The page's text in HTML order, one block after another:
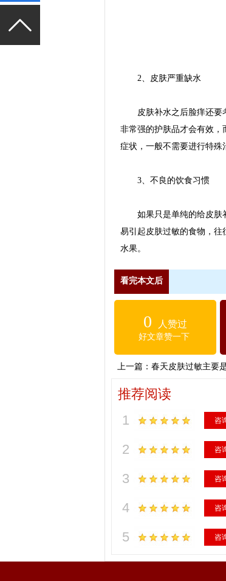
2、皮肤严重缺水
皮肤补水之后脸痒还要考
非常强的护肤品才会有效，
症状，一般不需要进行特殊
3、不良的饮食习惯
如果只是单纯的给皮肤补
易引起皮肤过敏的食物，往
水果。
看完本文后
0 人赞过
好文章赞一下
上一篇： 春天皮肤过敏主要
推荐阅读
1
咨
2 咨
3 咨
4 咨
5 咨